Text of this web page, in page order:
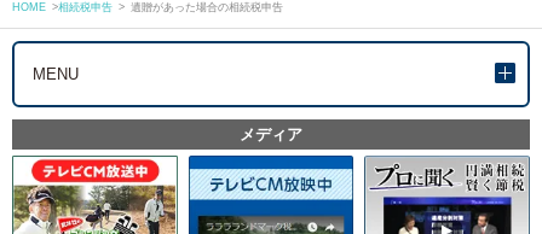
HOME >相続税申告 > 遺贈があった場合の相続税申告
MENU
メディア